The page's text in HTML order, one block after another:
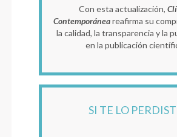
Con esta actualización,
Contemporáneareafirma su
la calidad, la transparencia y la
en la publicación
SI TE LO